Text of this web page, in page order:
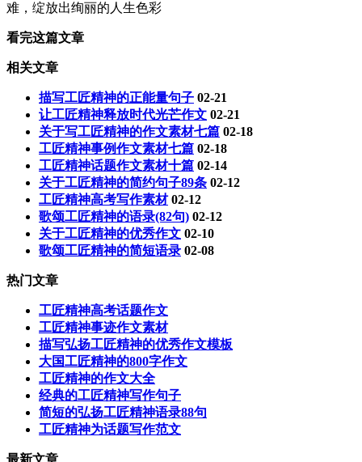
难，绽放出绚丽的人生色彩
看完这篇文章
相关文章
描写工匠精神的正能量句子 02-21
让工匠精神释放时代光芒作文 02-21
关于写工匠精神的作文素材七篇 02-18
工匠精神事例作文素材七篇 02-18
工匠精神话题作文素材十篇 02-14
关于工匠精神的简约句子89条 02-12
工匠精神高考写作素材 02-12
歌颂工匠精神的语录(82句) 02-12
关于工匠精神的优秀作文 02-10
歌颂工匠精神的简短语录 02-08
热门文章
工匠精神高考话题作文
工匠精神事迹作文素材
描写弘扬工匠精神的优秀作文模板
大国工匠精神的800字作文
工匠精神的作文大全
经典的工匠精神写作句子
简短的弘扬工匠精神语录88句
工匠精神为话题写作范文